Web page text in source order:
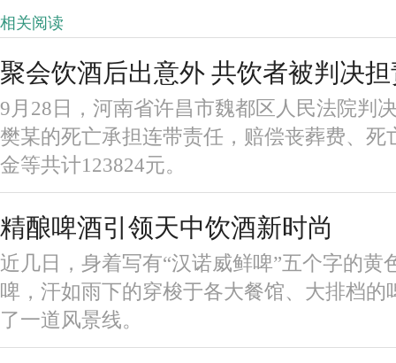
相关阅读
聚会饮酒后出意外 共饮者被判决
9月28日，河南省许昌市魏都区人民法院判
樊某的死亡承担连带责任，赔偿丧葬费、死
金等共计123824元。
精酿啤酒引领天中饮酒新时尚
近几日，身着写有“汉诺威鲜啤”五个字的黄
啤，汗如雨下的穿梭于各大餐馆、大排档的
了一道风景线。